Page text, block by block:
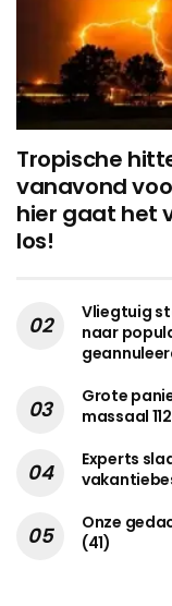
Tropische
vanavond
hier gaat het
los!
Vliegtuig
naar
Grote
massaal 112
Experts
Onze
(41)